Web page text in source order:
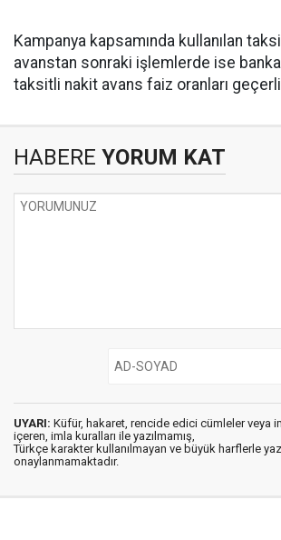
Kampanya kapsamında kullanılan
avanstan sonraki işlemlerde ise
taksitli nakit avans faiz oranları
HABERE YORUM KAT
UYARI: Küfür, hakaret, rencide edici cümleler veya
içeren, imla kuralları ile yazılmamış,
Türkçe karakter kullanılmayan ve büyük harflerle
onaylanmamaktadır.